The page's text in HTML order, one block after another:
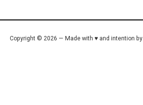
Copyright © 2026 — Made with ♥ and intention by